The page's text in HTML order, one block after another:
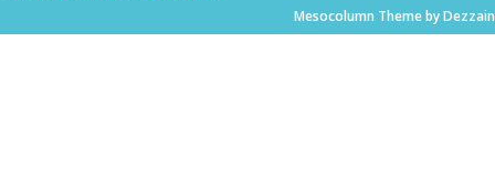
Mesocolumn Theme by Dezzain